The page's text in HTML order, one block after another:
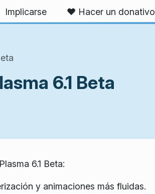
Implicarse ❤️ Hacer un donativo
6.1 Beta
6.1 Beta:
y animaciones más fluidas.